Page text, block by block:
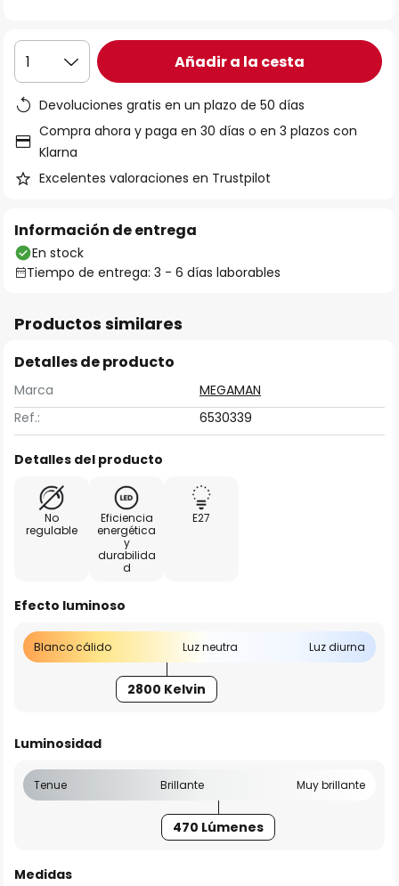
imágenes
1 Añadir a la cesta
Devoluciones gratis en un plazo de 50 días
Compra ahora y paga en 30 días o en 3 plazos con
Klarna
Excelentes valoraciones en Trustpilot
Información de entrega
En stock
Tiempo de entrega: 3 - 6 días laborables
Productos similares
Detalles de producto
Marca
MEGAMAN
Ref.:
6530339
Detalles del producto
No
regulable
Eficiencia
energética
y
durabilida
d
E27
Efecto luminoso
Blanco cálido Luz neutra Luz diurna
2800 Kelvin
Luminosidad
Tenue Brillante Muy brillante
470 Lúmenes
Medidas